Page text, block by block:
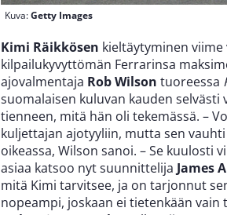
Kuva:Getty Images
Kimi Räikkösen kieltäytyminen
kilpailukyvyttömän Ferrarinsa
ajovalmentaja Rob Wilson tuoreessa
suomalaisen kuluvan kauden
tienneen, mitä hän oli tekemässä. –
kuljettajan ajotyyliin, mutta sen
oikeassa, Wilson sanoi. – Se kuulosti
asiaa katsoo nyt suunnittelija James
mitä Kimi tarvitsee, ja on tarjonnut
nopeampi, joskaan ei tietenkään